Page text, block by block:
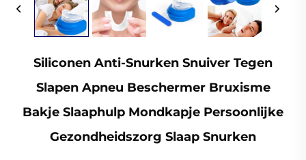
Siliconen Anti-Snurken Snuiver Tegen
Slapen Apneu Beschermer Bruxisme
Bakje Slaaphulp Mondkapje Persoonlijke
Gezondheidszorg Slaap Snurken